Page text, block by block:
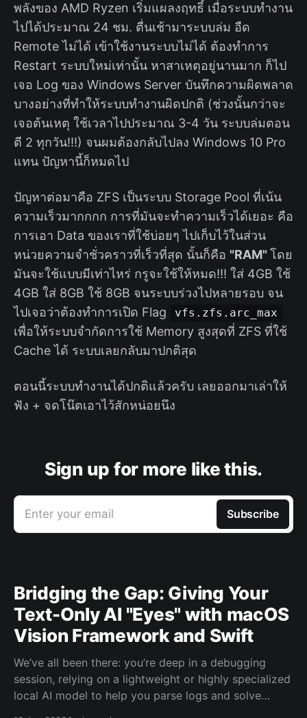
พลังของ AMD Ryzen เริ่มแผลงฤทธิ์ เมื่อระบบทำงาน
ไปได้ประมาณ​ 24 ชม. ตื่นเช้ามาระบบล่ม อืด
Remote ไม่ได้ เข้าใช้งานระบบไม่ได้ ต้องทำการ
Restart ระบบใหม่เท่านั้น หาสาเหตุอยู่นานมาก ก็ไป
เจอ Log ของ Windows Server บันทึกความผิดพลาด
บางอย่างที่ทำให้ระบบทำงานผิดปกติ (ช่วงนั้นกว่าจะ
เจอต้นเหตุ ใช้เวลาไปประมาณ 3-4 วัน ระบบล่มตอน
ตี 2 ทุกวัน!!!) จนผมต้องกลับไปลง Windows 10 Pro
แทน ปัญหานี้ก็หมดไป
ปัญหาต่อมาคือ ZFS เป็นระบบ Storage Pool ที่เน้น
ความเร็วมากกกก การที่มันจะทำความเร็วได้เยอะ คือ
การเอา Data ของเราที่ใช้บ่อยๆ ไปเก็บไว้ในส่วน
หน่วยความจำชั่วคราวที่เร็วที่สุด นั้นก็คือ "RAM" โดย
มันจะใช้แบบมีเท่าไหร่ กรูจะใช้ให้หมด!!! ใส่ 4GB ใช้
4GB ใส่ 8GB ใช้ 8GB จนระบบร่วงไปหลายรอบ จน
ไปเจอว่าต้องทำการเปิด Flag
vfs.zfs.arc_max
เพื่อให้ระบบจำกัดการใช้ Memory สูงสุดที่ ZFS ที่ใช้
Cache ได้ ระบบเลยกลับมาปกติสุด
ตอนนี้ระบบทำงานได้ปกติแล้วครับ เลยออกมาเล่าให้
ฟัง + จดโน๊ตเอาไว้สักหน่อยนึง
Sign up for more like this.
Enter your email Subscribe
Bridging the Gap: Giving Your
Text-Only AI "Eyes" with macOS
Vision Framework and Swift
We’ve all been there: you’re deep in a debugging
session, relying on a lightweight or highly specialized
local AI model to help you parse logs and solve